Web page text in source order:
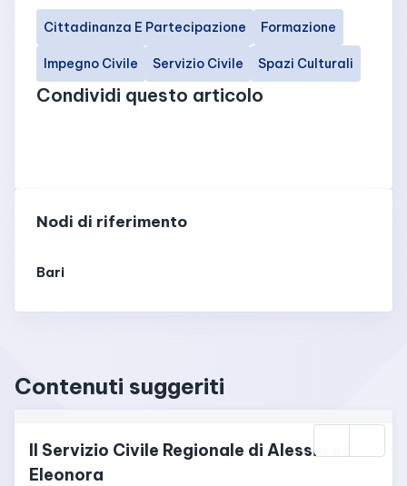
Cittadinanza E Partecipazione Formazione
Impegno Civile Servizio Civile Spazi Culturali
Condividi questo articolo
Nodi di riferimento
Bari
Contenuti suggeriti
Il Servizio Civile Regionale di Alessia ed
Eleonora